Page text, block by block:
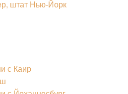
штат Нью-Йорк
с Каир